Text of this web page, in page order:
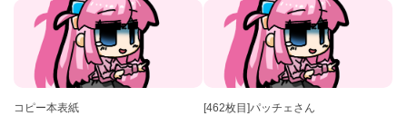
コピー本表紙 [462枚目]パッチェさん